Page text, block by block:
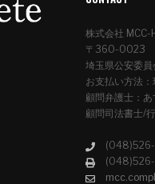
株式会社 MCC-
〒360-0023
埼玉県公安委
お支払い方法
顧問弁護士：
顧問司法書士/
(048)526-
(048)526-